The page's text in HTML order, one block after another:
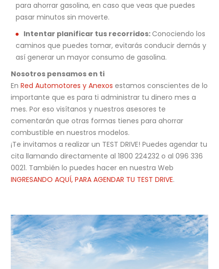
para ahorrar gasolina, en caso que veas que puedes
pasar minutos sin moverte.
Intentar planificar tus recorridos:Conociendo los
caminos que puedes tomar, evitarás conducir demás y
así generar un mayor consumo de gasolina.
Nosotros pensamos en ti
EnRed Automotores y Anexos estamos conscientes de lo
importante que es para ti administrar tu dinero mes a
mes. Por eso visítanos y nuestros asesores te
comentarán que otras formas tienes para ahorrar
combustible en nuestros modelos.
¡Te invitamos a realizar un TEST DRIVE! Puedes agendar tu
cita llamando directamente al 1800 224232 o al 096 336
0021. También lo puedes hacer en nuestra Web
INGRESANDO AQUÍ, PARA AGENDAR TU TEST DRIVE.